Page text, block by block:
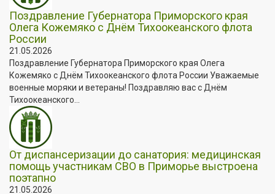
Поздравление Губернатора Приморского края
Олега Кожемяко с Днём Тихоокеанского флота
России
21.05.2026
Поздравление Губернатора Приморского края Олега
Кожемяко с Днём Тихоокеанского флота России Уважаемые
военные моряки и ветераны! Поздравляю вас с Днём
Тихоокеанского...
От диспансеризации до санатория: медицинская
помощь участникам СВО в Приморье выстроена
поэтапно
21.05.2026